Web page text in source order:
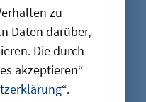
zu
Daten darüber,
Die durch
akzeptieren“
“.
in die
zu